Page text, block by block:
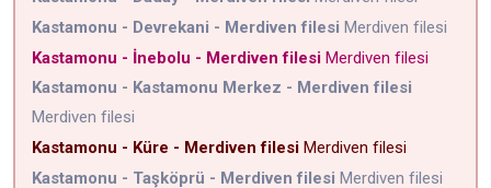
Kastamonu - Devrekani - Merdiven filesi Merdiven filesi
Kastamonu - İnebolu - Merdiven filesi Merdiven filesi
Kastamonu - Kastamonu Merkez - Merdiven filesi
Merdiven filesi
Kastamonu - Küre - Merdiven filesi Merdiven filesi
Kastamonu - Taşköprü - Merdiven filesi Merdiven filesi